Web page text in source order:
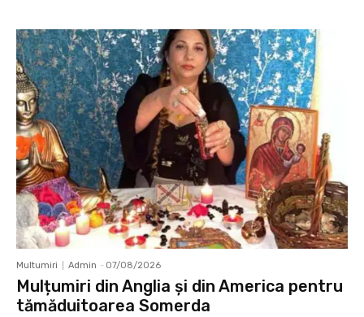
Multumiri Admin - 07/08/2026
Mulțumiri din Anglia și din America pentru
tămăduitoarea Somerda